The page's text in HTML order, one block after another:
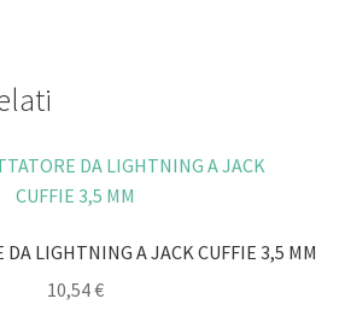
LIGHTNING A JACK CUFFIE 3,5 MM
10,54€